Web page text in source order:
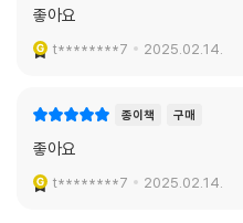
좋아요
t********7 2025.02.14.
종이책 구매
좋아요
t********7 2025.02.14.